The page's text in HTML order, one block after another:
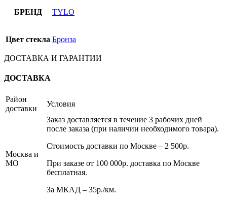
БРЕНД TYLO
Цвет стекла Бронза
ДОСТАВКА И ГАРАНТИИ
ДОСТАВКА
Район
доставки
Условия
Москва и
МО
Заказ доставляется в течение 3 рабочих дней
после заказа (при наличии необходимого товара).
Стоимость доставки по Москве – 2 500р.
При заказе от 100 000р. доставка по Москве
бесплатная.
За МКАД – 35р./км.